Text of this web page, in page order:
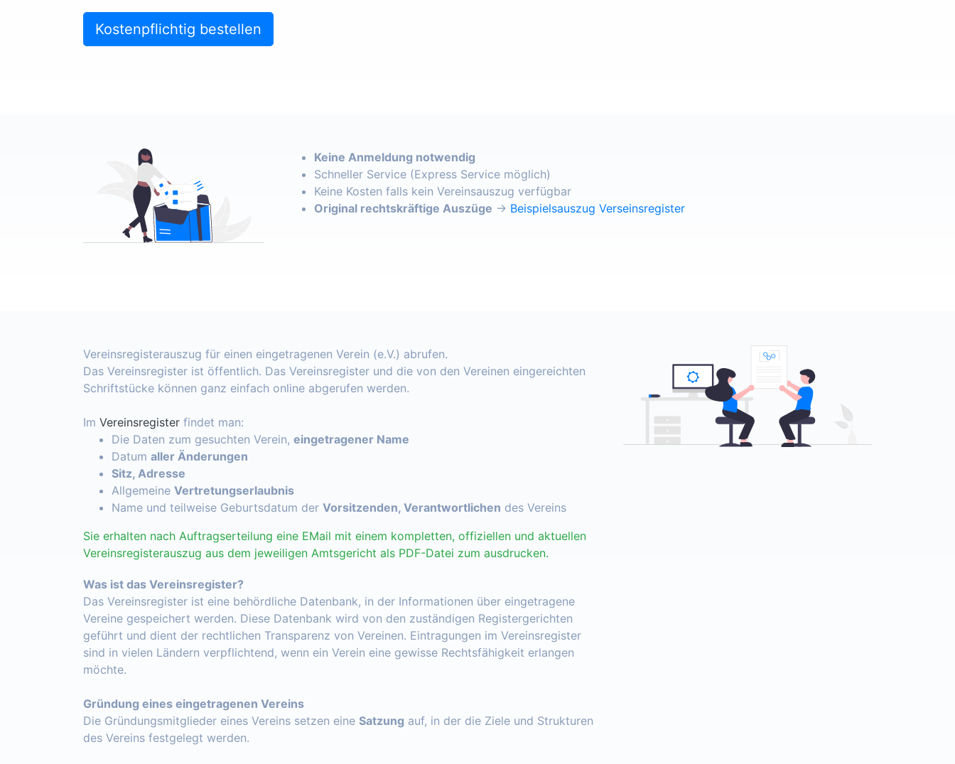
Kostenpflichtig bestellen
Keine Anmeldung notwendig
Schneller Service (Express Service möglich)
Keine Kosten falls kein Vereinsauszug verfügbar
Original rechtskräftige Auszüge → Beispielsauszug Verseinsregister
Vereinsregisterauszug für einen eingetragenen Verein (e.V.) abrufen.
Das Vereinsregister ist öffentlich. Das Vereinsregister und die von den Vereinen eingereichten
Schriftstücke können ganz einfach online abgerufen werden.
Im Vereinsregister findet man:
Die Daten zum gesuchten Verein, eingetragener Name
Datum aller Änderungen
Sitz, Adresse
Allgemeine Vertretungserlaubnis
Name und teilweise Geburtsdatum der Vorsitzenden, Verantwortlichen des Vereins
Sie erhalten nach Auftragserteilung eine EMail mit einem kompletten, offiziellen und aktuellen
Vereinsregisterauszug aus dem jeweiligen Amtsgericht als PDF-Datei zum ausdrucken.
Was ist das Vereinsregister?
Das Vereinsregister ist eine behördliche Datenbank, in der Informationen über eingetragene
Vereine gespeichert werden. Diese Datenbank wird von den zuständigen Registergerichten
geführt und dient der rechtlichen Transparenz von Vereinen. Eintragungen im Vereinsregister
sind in vielen Ländern verpflichtend, wenn ein Verein eine gewisse Rechtsfähigkeit erlangen
möchte.
Gründung eines eingetragenen Vereins
Die Gründungsmitglieder eines Vereins setzen eine Satzung auf, in der die Ziele und Strukturen
des Vereins festgelegt werden.